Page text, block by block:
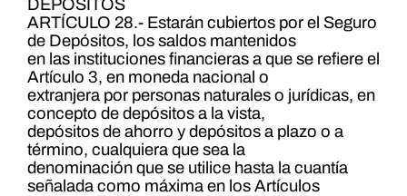
DEPÓSITOS
ARTÍCULO 28.- Estarán cubiertos por el Seguro
de Depósitos, los saldos mantenidos
en las instituciones financieras a que se refiere el
Artículo 3, en moneda nacional o
extranjera por personas naturales o jurídicas, en
concepto de depósitos a la vista,
depósitos de ahorro y depósitos a plazo o a
término, cualquiera que sea la
denominación que se utilice hasta la cuantía
señalada como máxima en los Artículos